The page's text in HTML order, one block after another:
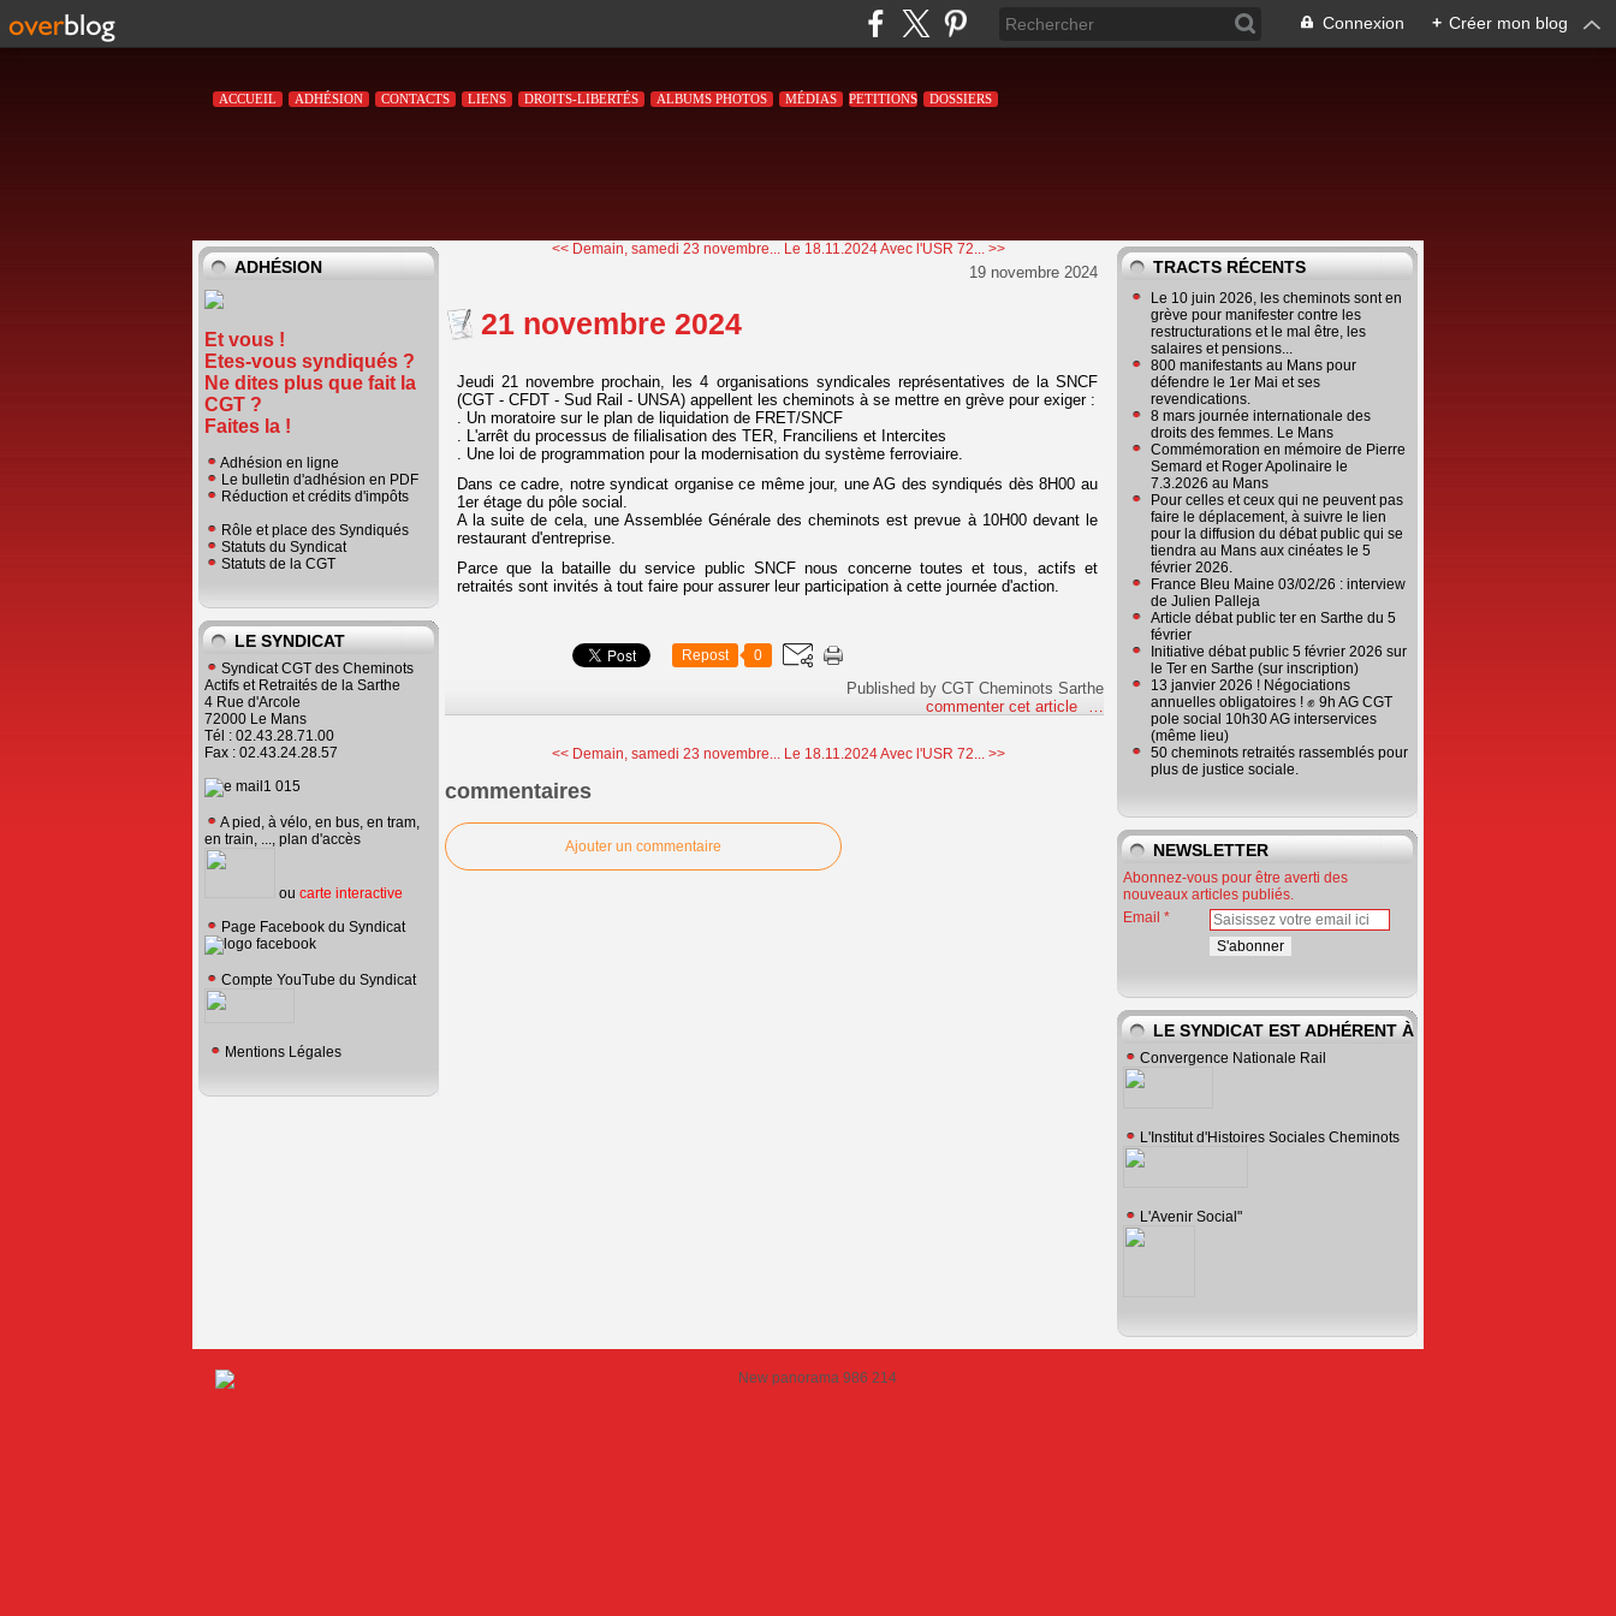
Connexion + Créer mon blog
ACCUEIL ADHÉSION CONTACTS LIENS DROITS-LIBERTÉS ALBUMS PHOTOS MÉDIAS PETITIONS DOSSIERS
ADHÉSION
Et vous !
Etes-vous syndiqués ?
Ne dites plus que fait la
CGT ?
Faites la !
Adhésion en ligne
Le bulletin d'adhésion en PDF
Réduction et crédits d'impôts
Rôle et place des Syndiqués
Statuts du Syndicat
Statuts de la CGT
LE SYNDICAT
Syndicat CGT des Cheminots
Actifs et Retraités de la Sarthe
4 Rue d'Arcole
72000 Le Mans
Tél : 02.43.28.71.00
Fax : 02.43.24.28.57
A pied, à vélo, en bus, en tram,
en train, ..., plan d'accès
ou carte interactive
Page Facebook du Syndicat
Compte YouTube du Syndicat
Mentions Légales
<< Demain, samedi 23 novembre... Le 18.11.2024 Avec l'USR 72... >>
19 novembre 2024
21 novembre 2024
Jeudi 21 novembre prochain, les 4 organisations syndicales représentatives de la SNCF
(CGT - CFDT - Sud Rail - UNSA) appellent les cheminots à se mettre en grève pour exiger :
. Un moratoire sur le plan de liquidation de FRET/SNCF
. L'arrêt du processus de filialisation des TER, Franciliens et Intercites
. Une loi de programmation pour la modernisation du système ferroviaire.
Dans ce cadre, notre syndicat organise ce même jour, une AG des syndiqués dès 8H00 au
1er étage du pôle social.
A la suite de cela, une Assemblée Générale des cheminots est prevue à 10H00 devant le
restaurant d'entreprise.
Parce que la bataille du service public SNCF nous concerne toutes et tous, actifs et
retraités sont invités à tout faire pour assurer leur participation à cette journée d'action.
Repost 0
Published by CGT Cheminots Sarthe
commenter cet article
<< Demain, samedi 23 novembre... Le 18.11.2024 Avec l'USR 72... >>
commentaires
Ajouter un commentaire
TRACTS RÉCENTS
Le 10 juin 2026, les cheminots sont en
grève pour manifester contre les
restructurations et le mal être, les
salaires et pensions...
800 manifestants au Mans pour
défendre le 1er Mai et ses
revendications.
8 mars journée internationale des
droits des femmes. Le Mans
Commémoration en mémoire de Pierre
Semard et Roger Apolinaire le
7.3.2026 au Mans
Pour celles et ceux qui ne peuvent pas
faire le déplacement, à suivre le lien
pour la diffusion du débat public qui se
tiendra au Mans aux cinéates le 5
février 2026.
France Bleu Maine 03/02/26 : interview
de Julien Palleja
Article débat public ter en Sarthe du 5
février
Initiative débat public 5 février 2026 sur
le Ter en Sarthe (sur inscription)
13 janvier 2026 ! Négociations
annuelles obligatoires ! ✊ 9h AG CGT
pole social 10h30 AG interservices
(même lieu)
50 cheminots retraités rassemblés pour
plus de justice sociale.
NEWSLETTER
Abonnez-vous pour être averti des
nouveaux articles publiés.
Email
LE SYNDICAT EST ADHÉRENT À
Convergence Nationale Rail
L'Institut d'Histoires Sociales Cheminots
L'Avenir Social"